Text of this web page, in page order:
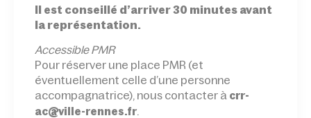
Il est conseillé d’arriver 30 minutes avant
la représentation.
Accessible PMR
Pour réserver une place PMR (et
éventuellement celle d’une personne
accompagnatrice), nous contacter à crr-
ac@ville-rennes.fr